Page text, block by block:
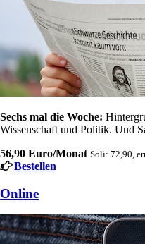
Sechs mal die Woche:
Wissenschaft und Politik. Und
56,90 Euro/Monat Soli: 72,90,
Bestellen
Online